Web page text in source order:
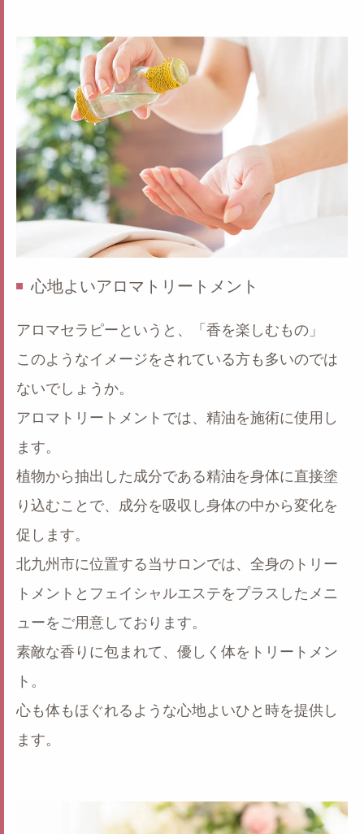
心地よいアロマトリートメント
アロマセラピーというと、「香を楽しむもの」
このようなイメージをされている方も多いのでは
ないでしょうか。
アロマトリートメントでは、精油を施術に使用し
ます。
植物から抽出した成分である精油を身体に直接塗
り込むことで、成分を吸収し身体の中から変化を
促します。
北九州市に位置する当サロンでは、全身のトリー
トメントとフェイシャルエステをプラスしたメニ
ューをご用意しております。
素敵な香りに包まれて、優しく体をトリートメン
ト。
心も体もほぐれるような心地よいひと時を提供し
ます。